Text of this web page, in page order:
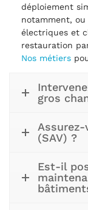
déploiement
notamment, ou
électriques et
restauration
Nos métiers
gros
(SAV) ?
Est-il